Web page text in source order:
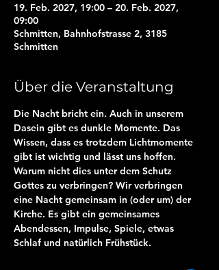
19. Feb. 2027, 19:00 – 20. Feb. 2027,
09:00
Schmitten, Bahnhofstrasse 2, 3185
Schmitten
Über die Veranstaltung
Die Nacht bricht ein. Auch in unserem
Dasein gibt es dunkle Momente. Das
Wissen, dass es trotzdem Lichtmomente
gibt ist wichtig und lässt uns hoffen.
Warum nicht dies unter dem Schutz
Gottes zu verbringen? Wir verbringen
eine Nacht gemeinsam in (oder um) der
Kirche. Es gibt ein gemeinsames
Abendessen, Impulse, Spiele, etwas
Schlaf und natürlich Frühstück.